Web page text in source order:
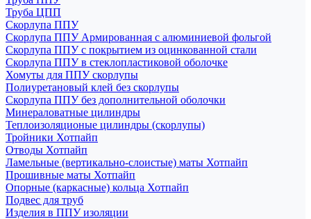
Труба ЦПП
Скорлупа ППУ
Скорлупа ППУ Армированная с алюминиевой фольгой
Скорлупа ППУ с покрытием из оцинкованной стали
Скорлупа ППУ в стеклопластиковой оболочке
Хомуты для ППУ скорлупы
Полиуретановый клей без скорлупы
Скорлупа ППУ без дополнительной оболочки
Минераловатные цилиндры
Теплоизоляционые цилиндры (скорлупы)
Тройники Хотпайп
Отводы Хотпайп
Ламельные (вертикально-слоистые) маты Хотпайп
Прошивные маты Хотпайп
Опорные (каркасные) кольца Хотпайп
Подвес для труб
Изделия в ППУ изоляции